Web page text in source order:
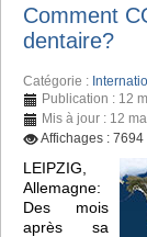
Comment
dentaire?
Catégorie :
Publication : 12
Mis à jour : 12
Affichages : 7694
LEIPZIG,
Allemagne:
Des mois
après sa